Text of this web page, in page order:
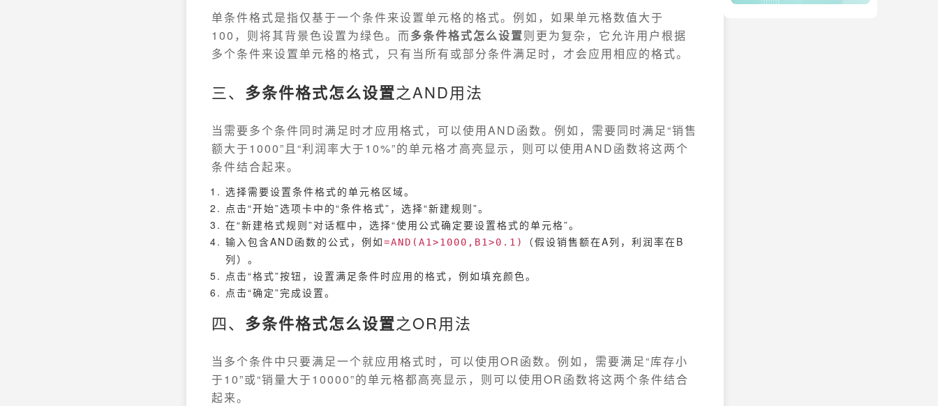
单条件格式是指仅基于一个条件来设置单元格的格式。例如，如果单元格数值大于
100，则将其背景色设置为绿色。而多条件格式怎么设置则更为复杂，它允许用户根据
多个条件来设置单元格的格式，只有当所有或部分条件满足时，才会应用相应的格式。
三、 多条件格式怎么设置之AND用法
当需要多个条件同时满足时才应用格式，可以使用AND函数。例如，需要同时满足“销售
额大于1000”且“利润率大于10%”的单元格才高亮显示，则可以使用AND函数将这两个
条件结合起来。
选择需要设置条件格式的单元格区域。
点击“开始”选项卡中的“条件格式”，选择“新建规则”。
在“新建格式规则”对话框中，选择“使用公式确定要设置格式的单元格”。
输入包含AND函数的公式，例如=AND(A1>1000,B1>0.1)
（假设销售额在A列，利润率在B
列）。
点击“格式”按钮，设置满足条件时应用的格式，例如填充颜色。
点击“确定”完成设置。
四、 多条件格式怎么设置之OR用法
当多个条件中只要满足一个就应用格式时，可以使用OR函数。例如，需要满足“库存小
于10”或“销量大于10000”的单元格都高亮显示，则可以使用OR函数将这两个条件结合
起来。